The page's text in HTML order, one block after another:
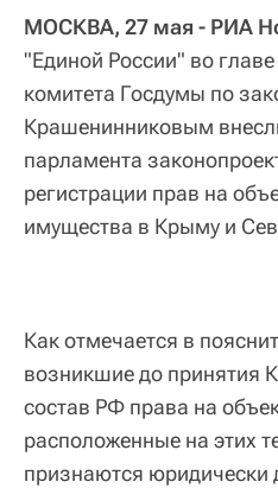
МОСКВА, 27 мая - РИА
"Единой России" во
комитета Госдумы по
Крашенинниковым
парламента
регистрации прав на
имущества в Крыму и
Как отмечается в
возникшие до принятия
состав РФ права на
расположенные на этих
признаются юридически